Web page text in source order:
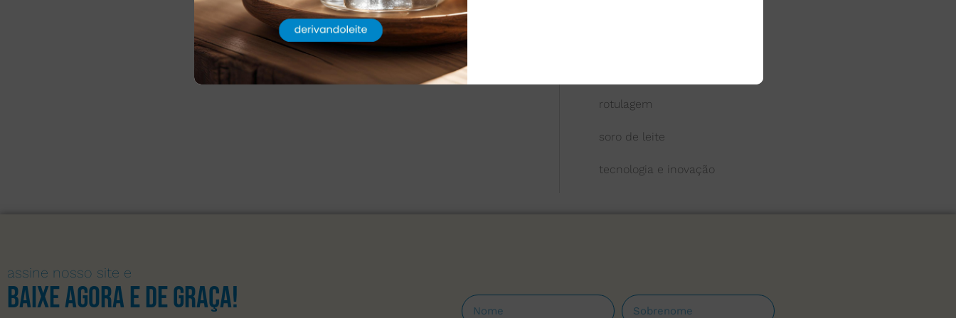
rotulagem
soro de leite
tecnologia e inovação
assine nosso site e
Baixe agora e de graça!